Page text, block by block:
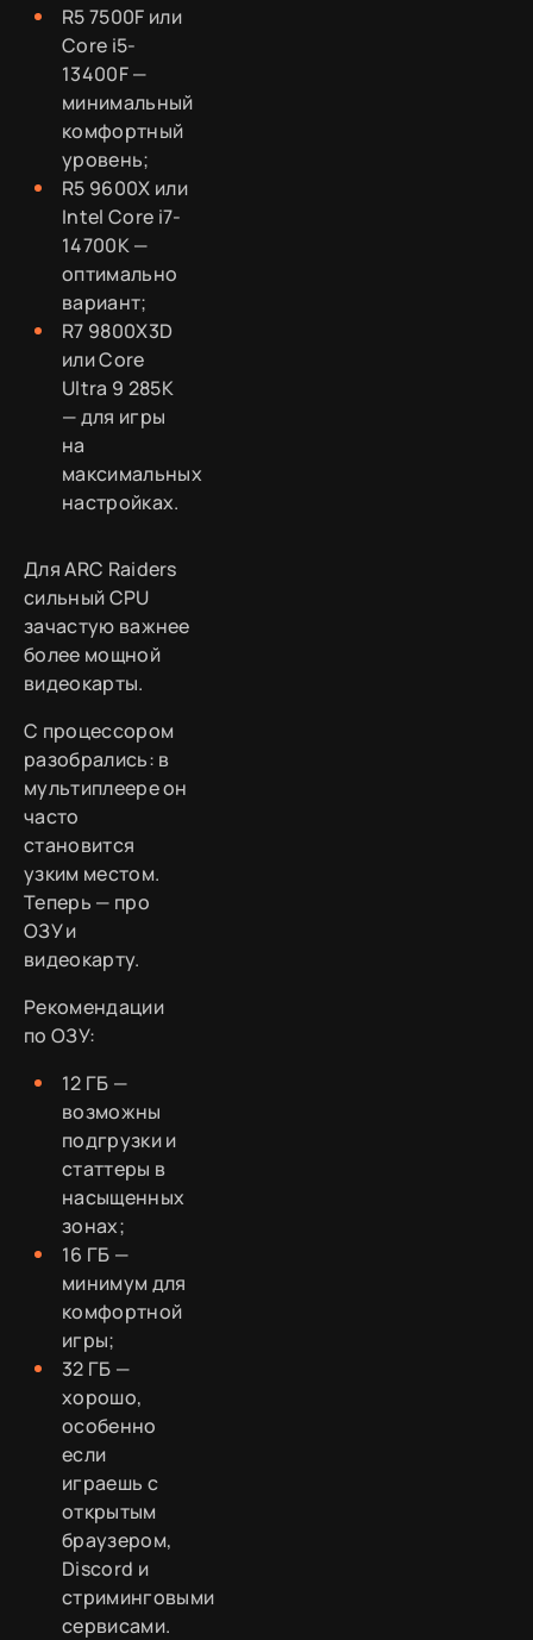
R5 7500F или
Core i5-
13400F —
минимальный
комфортный
уровень;
R5 9600X или
Intel Core i7-
14700K —
оптимально
вариант;
R7 9800X3D
или Core
Ultra 9 285K
— для игры
на
максимальных
настройках.
Для ARC Raiders
сильный CPU
зачастую важнее
более мощной
видеокарты.
С процессором
разобрались: в
мультиплеере он
часто
становится
узким местом.
Теперь — про
ОЗУ и
видеокарту.
Рекомендации
по ОЗУ:
12 ГБ —
возможны
подгрузки и
статтеры в
насыщенных
зонах;
16 ГБ —
минимум для
комфортной
игры;
32 ГБ —
хорошо,
особенно
если
играешь с
открытым
браузером,
Discord и
стриминговыми
сервисами.